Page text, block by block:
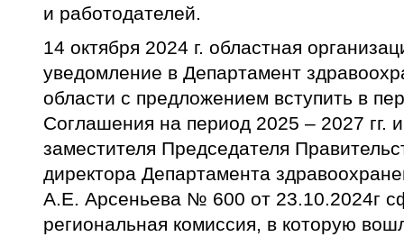
и работодателей.
14 октября 2024 г. областная
уведомление в Департамент
области с предложением вступить в
Соглашения на период 2025 – 2027 гг.
заместителя Председателя
директора Департамента
А.Е. Арсеньева № 600 от 23.10.2024г
региональная комиссия, в которую